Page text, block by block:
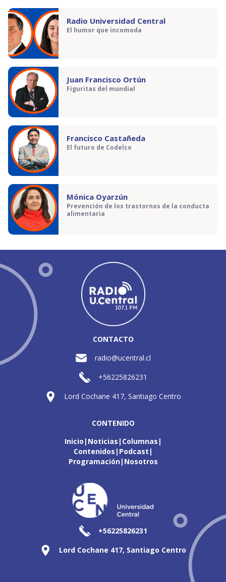
Radio Universidad Central
El humor que incomoda
Juan Francisco Ortún
Figuritas del mundial
Francisco Castañeda
El futuro de Codelco
Mónica Oyarzún
Prevención de los trastornos de la conducta
alimentaria
CONTACTO
radio@ucentral.cl
+56225826231
Lord Cochane 417, Santiago Centro
CONTENIDO
Inicio Noticias Columnas
Contenidos Podcast
Programación Nosotros
+56225826231
Lord Cochane 417, Santiago Centro